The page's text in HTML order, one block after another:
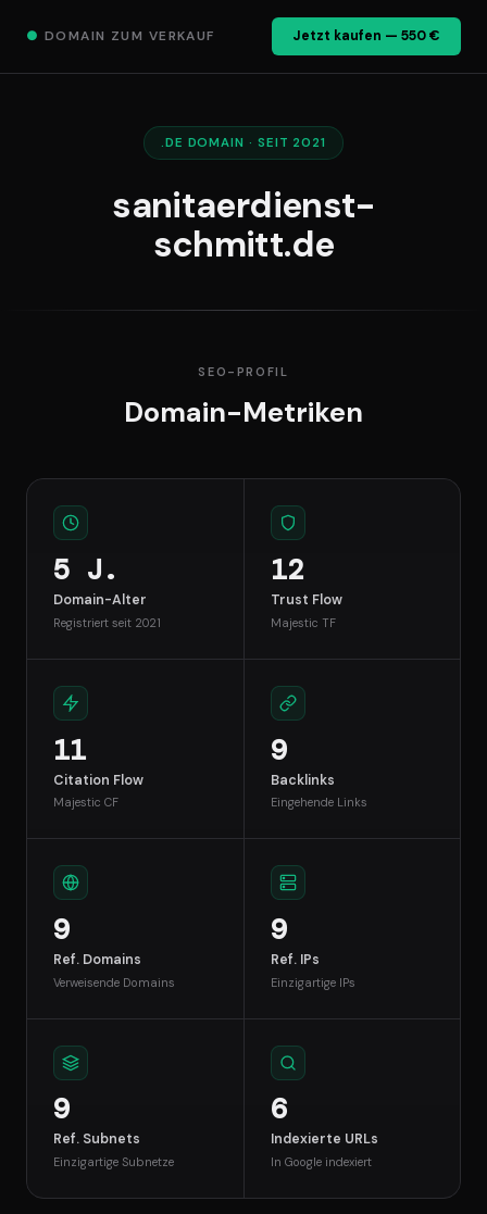
● DOMAIN ZUM VERKAUF Jetzt kaufen — 550 €
.DE DOMAIN · SEIT 2021
sanitaerdienst-
schmitt.de
SEO-PROFIL
Domain-Metriken
5 J.
Domain-Alter
Registriert seit 2021
12
Trust Flow
Majestic TF
11
Citation Flow
Majestic CF
9
Backlinks
Eingehende Links
9
Ref. Domains
Verweisende Domains
9
Ref. IPs
Einzigartige IPs
9
Ref. Subnets
Einzigartige Subnetze
6
Indexierte URLs
In Google indexiert